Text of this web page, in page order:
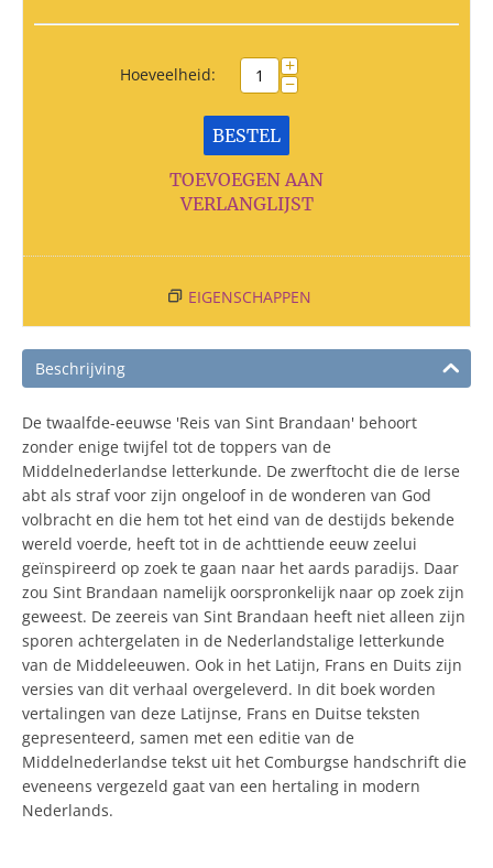
Hoeveelheid: +
−
BESTEL
TOEVOEGEN AAN
VERLANGLIJST
EIGENSCHAPPEN
Beschrijving
De twaalfde-eeuwse 'Reis van Sint Brandaan' behoort
zonder enige twijfel tot de toppers van de
Middelnederlandse letterkunde. De zwerftocht die de Ierse
abt als straf voor zijn ongeloof in de wonderen van God
volbracht en die hem tot het eind van de destijds bekende
wereld voerde, heeft tot in de achttiende eeuw zeelui
geïnspireerd op zoek te gaan naar het aards paradijs. Daar
zou Sint Brandaan namelijk oorspronkelijk naar op zoek zijn
geweest. De zeereis van Sint Brandaan heeft niet alleen zijn
sporen achtergelaten in de Nederlandstalige letterkunde
van de Middeleeuwen. Ook in het Latijn, Frans en Duits zijn
versies van dit verhaal overgeleverd. In dit boek worden
vertalingen van deze Latijnse, Frans en Duitse teksten
gepresenteerd, samen met een editie van de
Middelnederlandse tekst uit het Comburgse handschrift die
eveneens vergezeld gaat van een hertaling in modern
Nederlands.